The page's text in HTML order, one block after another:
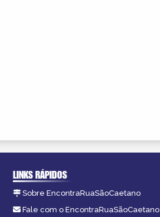
LINKS RÁPIDOS
Sobre EncontraRuaSãoCaetano
Fale com o EncontraRuaSãoCaetano